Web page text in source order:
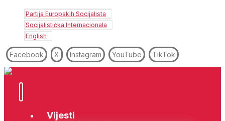
Partija Europskih Socijalista
Socijalistička Internacionala
English
Facebook X Instagram YouTube TikTok
Vijesti